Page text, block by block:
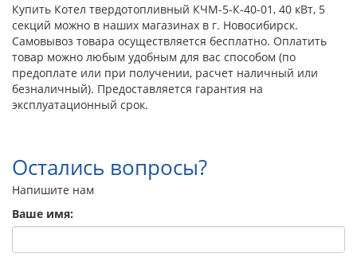
Купить Котел твердотопливный КЧМ-5-К-40-01, 40 кВт, 5
секций можно в наших магазинах в г. Новосибирск.
Самовывоз товара осуществляется бесплатно. Оплатить
товар можно любым удобным для вас способом (по
предоплате или при получении, расчет наличный или
безналичный). Предоставляется гарантия на
эксплуатационный срок.
Остались вопросы?
Напишите нам
Ваше имя: